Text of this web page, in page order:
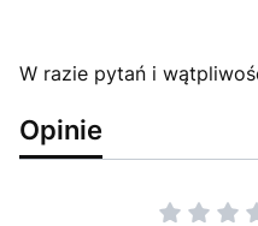
W razie pytań i
Opinie